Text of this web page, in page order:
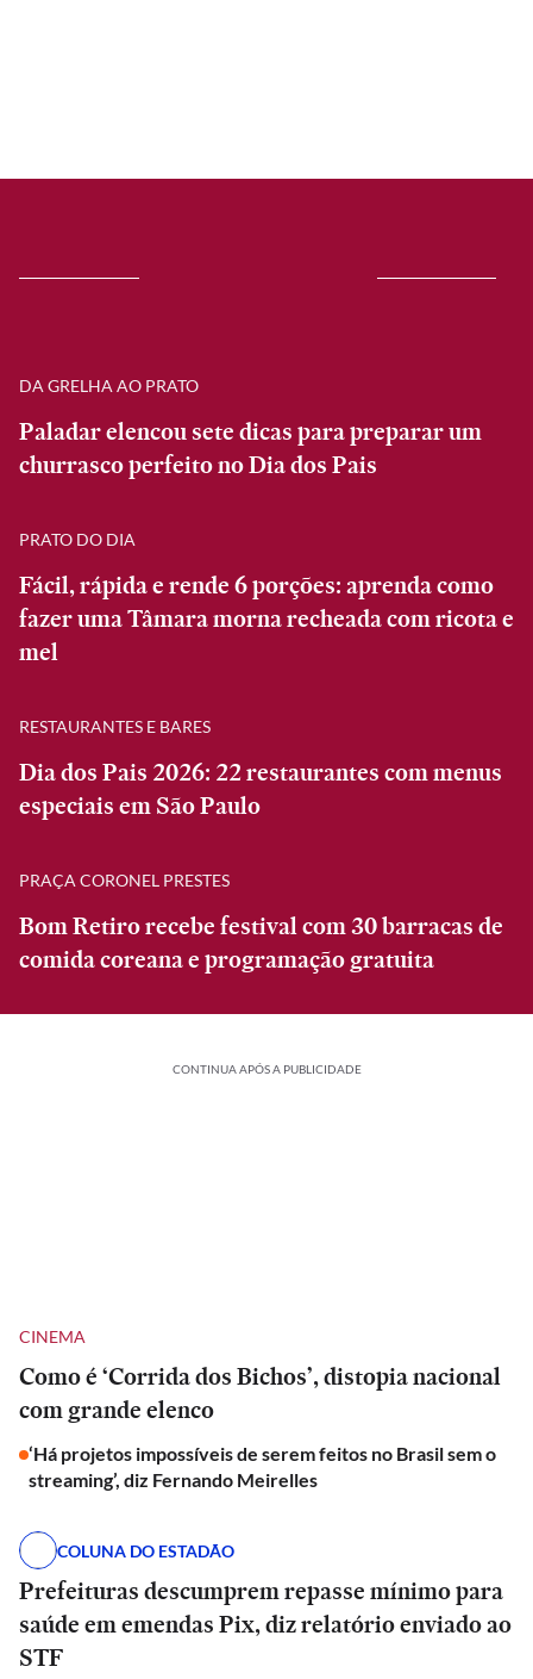
DA GRELHA AO PRATO
Paladar elencou sete dicas para preparar um
churrasco perfeito no Dia dos Pais
PRATO DO DIA
Fácil, rápida e rende 6 porções: aprenda como
fazer uma Tâmara morna recheada com ricota e
mel
RESTAURANTES E BARES
Dia dos Pais 2026: 22 restaurantes com menus
especiais em São Paulo
PRAÇA CORONEL PRESTES
Bom Retiro recebe festival com 30 barracas de
comida coreana e programação gratuita
CONTINUA APÓS A PUBLICIDADE
CINEMA
Como é ‘Corrida dos Bichos’, distopia nacional
com grande elenco
‘Há projetos impossíveis de serem feitos no Brasil sem o
streaming’, diz Fernando Meirelles
COLUNA DO ESTADÃO
Prefeituras descumprem repasse mínimo para
saúde em emendas Pix, diz relatório enviado ao
STF